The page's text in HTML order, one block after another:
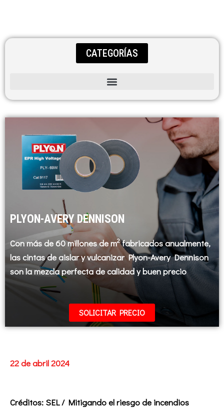
CATEGORÍAS
PLYON-AVERY DENNISON
Con más de 60 millones de m2fabricados anualmente,
las cintas de aislar y vulcanizar Plyon-Avery Dennison
son la mezcla perfecta de calidad y buen precio
SOLICITAR PRECIO
22 de abril 2024
Créditos: SEL / Mitigando el riesgo de incendios